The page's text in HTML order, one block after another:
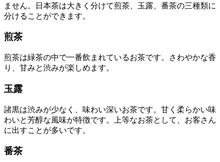
ません。日本茶は大きく分けて煎茶、玉露、番茶の三種類に
分けることができます。
煎茶
煎茶は緑茶の中で一番飲まれているお茶です。さわやかな香
り、甘みと渋みが楽しめます。
玉露
諸黒は渋みが少なく、味わい深いお茶です。甘く柔らかい味
わいと芳醇な風味が特徴です。上等なお茶として、お客さん
に出すことが多いです。
番茶